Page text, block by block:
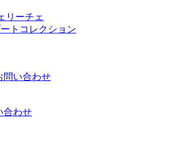
リーチェ
ートコレクション
問い合わせ
合わせ